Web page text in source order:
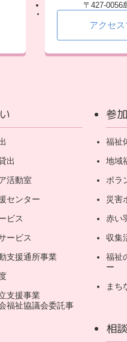
〒427-0056
アクセ
出
活動室
センター
ビス
ービス
支援通所事業
支援事業
福祉協議会委託事
参
福祉
地域
ボラ
災害
赤い
収集
福祉
ー
まち
相